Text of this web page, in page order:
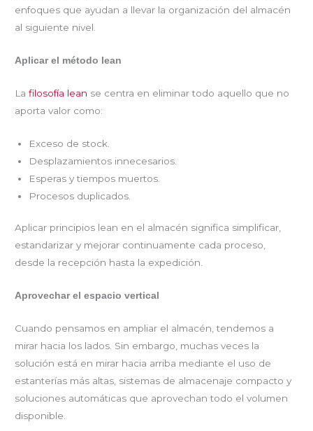
enfoques que ayudan a llevar la organización del almacén
al siguiente nivel.
Aplicar el método lean
Lafilosofía lean se centra en eliminar todo aquello que no
aporta valor como:
Exceso de stock.
Desplazamientos innecesarios.
Esperas y tiempos muertos.
Procesos duplicados.
Aplicar principios lean en el almacén significa simplificar,
estandarizar y mejorar continuamente cada proceso,
desde la recepción hasta la expedición.
Aprovechar el espacio vertical
Cuando pensamos en ampliar el almacén, tendemos a
mirar hacia los lados. Sin embargo, muchas veces la
solución está en mirar hacia arriba mediante el uso de
estanterías más altas, sistemas de almacenaje compacto y
soluciones automáticas que aprovechan todo el volumen
disponible.